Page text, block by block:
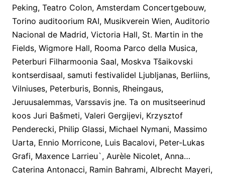
Peking, Teatro Colon, Amsterdam Concertgebouw,
Torino auditoorium RAI, Musikverein Wien, Auditorio
Nacional de Madrid, Victoria Hall, St. Martin in the
Fields, Wigmore Hall, Rooma Parco della Musica,
Peterburi Filharmoonia Saal, Moskva Tšaikovski
kontserdisaal, samuti festivalidel Ljubljanas, Berliins,
Vilniuses, Peterburis, Bonnis, Rheingaus,
Jeruusalemmas, Varssavis jne. Ta on musitseerinud
koos Juri Bašmeti, Valeri Gergijevi, Krzysztof
Penderecki, Philip Glassi, Michael Nymani, Massimo
Uarta, Ennio Morricone, Luis Bacalovi, Peter-Lukas
Grafi, Maxence Larrieu`, Aurèle Nicolet, Anna
Caterina Antonacci, Ramin Bahrami, Albrecht Mayeri,